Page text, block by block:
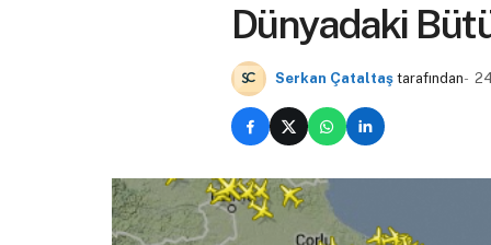
Dünyadaki
Serkan Çataltaş tarafından